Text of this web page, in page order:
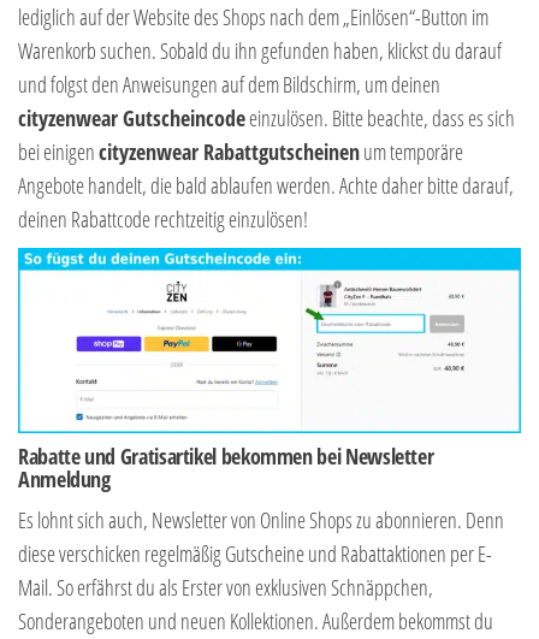
lediglich auf der Website des Shops nach dem „Einlösen“-Button im
Warenkorb suchen. Sobald du ihn gefunden haben, klickst du darauf
und folgst den Anweisungen auf dem Bildschirm, um deinen
cityzenwear Gutscheincodeeinzulösen. Bitte beachte, dass es sich
bei einigencityzenwear Rabattgutscheinenum temporäre
Angebote handelt, die bald ablaufen werden. Achte daher bitte darauf,
deinen Rabattcode rechtzeitig einzulösen!
Rabatte und Gratisartikel bekommen bei Newsletter
Anmeldung
Es lohnt sich auch, Newsletter von Online Shops zu abonnieren. Denn
diese verschicken regelmäßig Gutscheine und Rabattaktionen per E-
Mail. So erfährst du als Erster von exklusiven Schnäppchen,
Sonderangeboten und neuen Kollektionen. Außerdem bekommst du